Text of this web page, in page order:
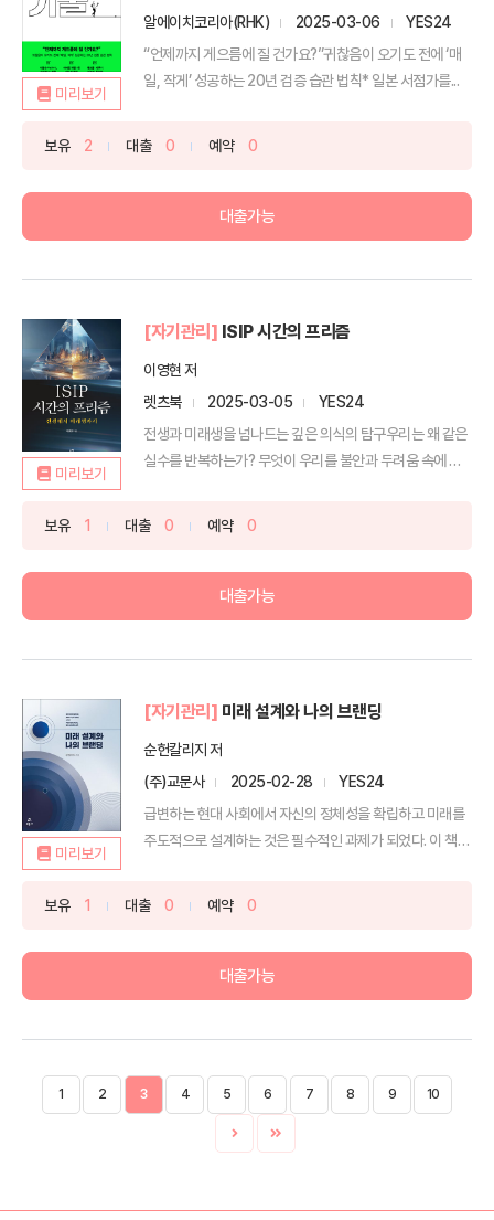
미리보기
알에이치코리아(RHK)
2025-03-06
YES24
“언제까지 게으름에 질 건가요?”귀찮음이 오기도 전에 ‘매
일, 작게’ 성공하는 20년 검증 습관 법칙* 일본 서점가를...
보유 2 대출 0 예약 0
대출가능
미리보기
[자기관리] ISIP 시간의 프리즘
이영현 저
렛츠북
2025-03-05
YES24
전생과 미래생을 넘나드는 깊은 의식의 탐구우리는 왜 같은
실수를 반복하는가? 무엇이 우리를 불안과 두려움 속에 가
보유 1 대출 0 예약 0
대출가능
미리보기
[자기관리] 미래 설계와 나의 브랜딩
순헌칼리지 저
(주)교문사
2025-02-28
YES24
급변하는 현대 사회에서 자신의 정체성을 확립하고 미래를
주도적으로 설계하는 것은 필수적인 과제가 되었다. 이 책은
보유 1 대출 0 예약 0
대출가능
1 2 3 4 5 6 7 8 9 10